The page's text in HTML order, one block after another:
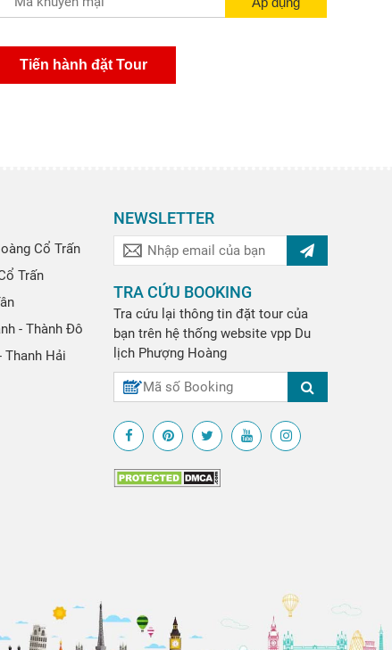
Cổ Trấn
Trấn
- Thành Đô
Thanh Hải
NEWSLETTER
TRA CỨU BOOKING
Tra cứu lại thông tin đặt tour của
bạn trên hệ thống website vpp Du
lịch Phượng Hoàng